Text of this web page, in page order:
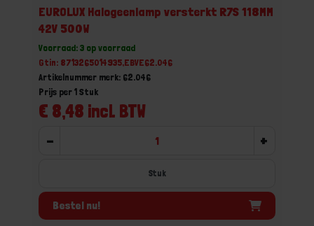
EUROLUX Halogeenlamp versterkt R7S 118MM
42V 500W
Voorraad: 3 op voorraad
Gtin: 8713265014935,EBVE62.046
Artikelnummer merk: 62.046
€ 8,48 incl. BTW
Prijs per 1 Stuk
- +
Stuk
Bestel nu!